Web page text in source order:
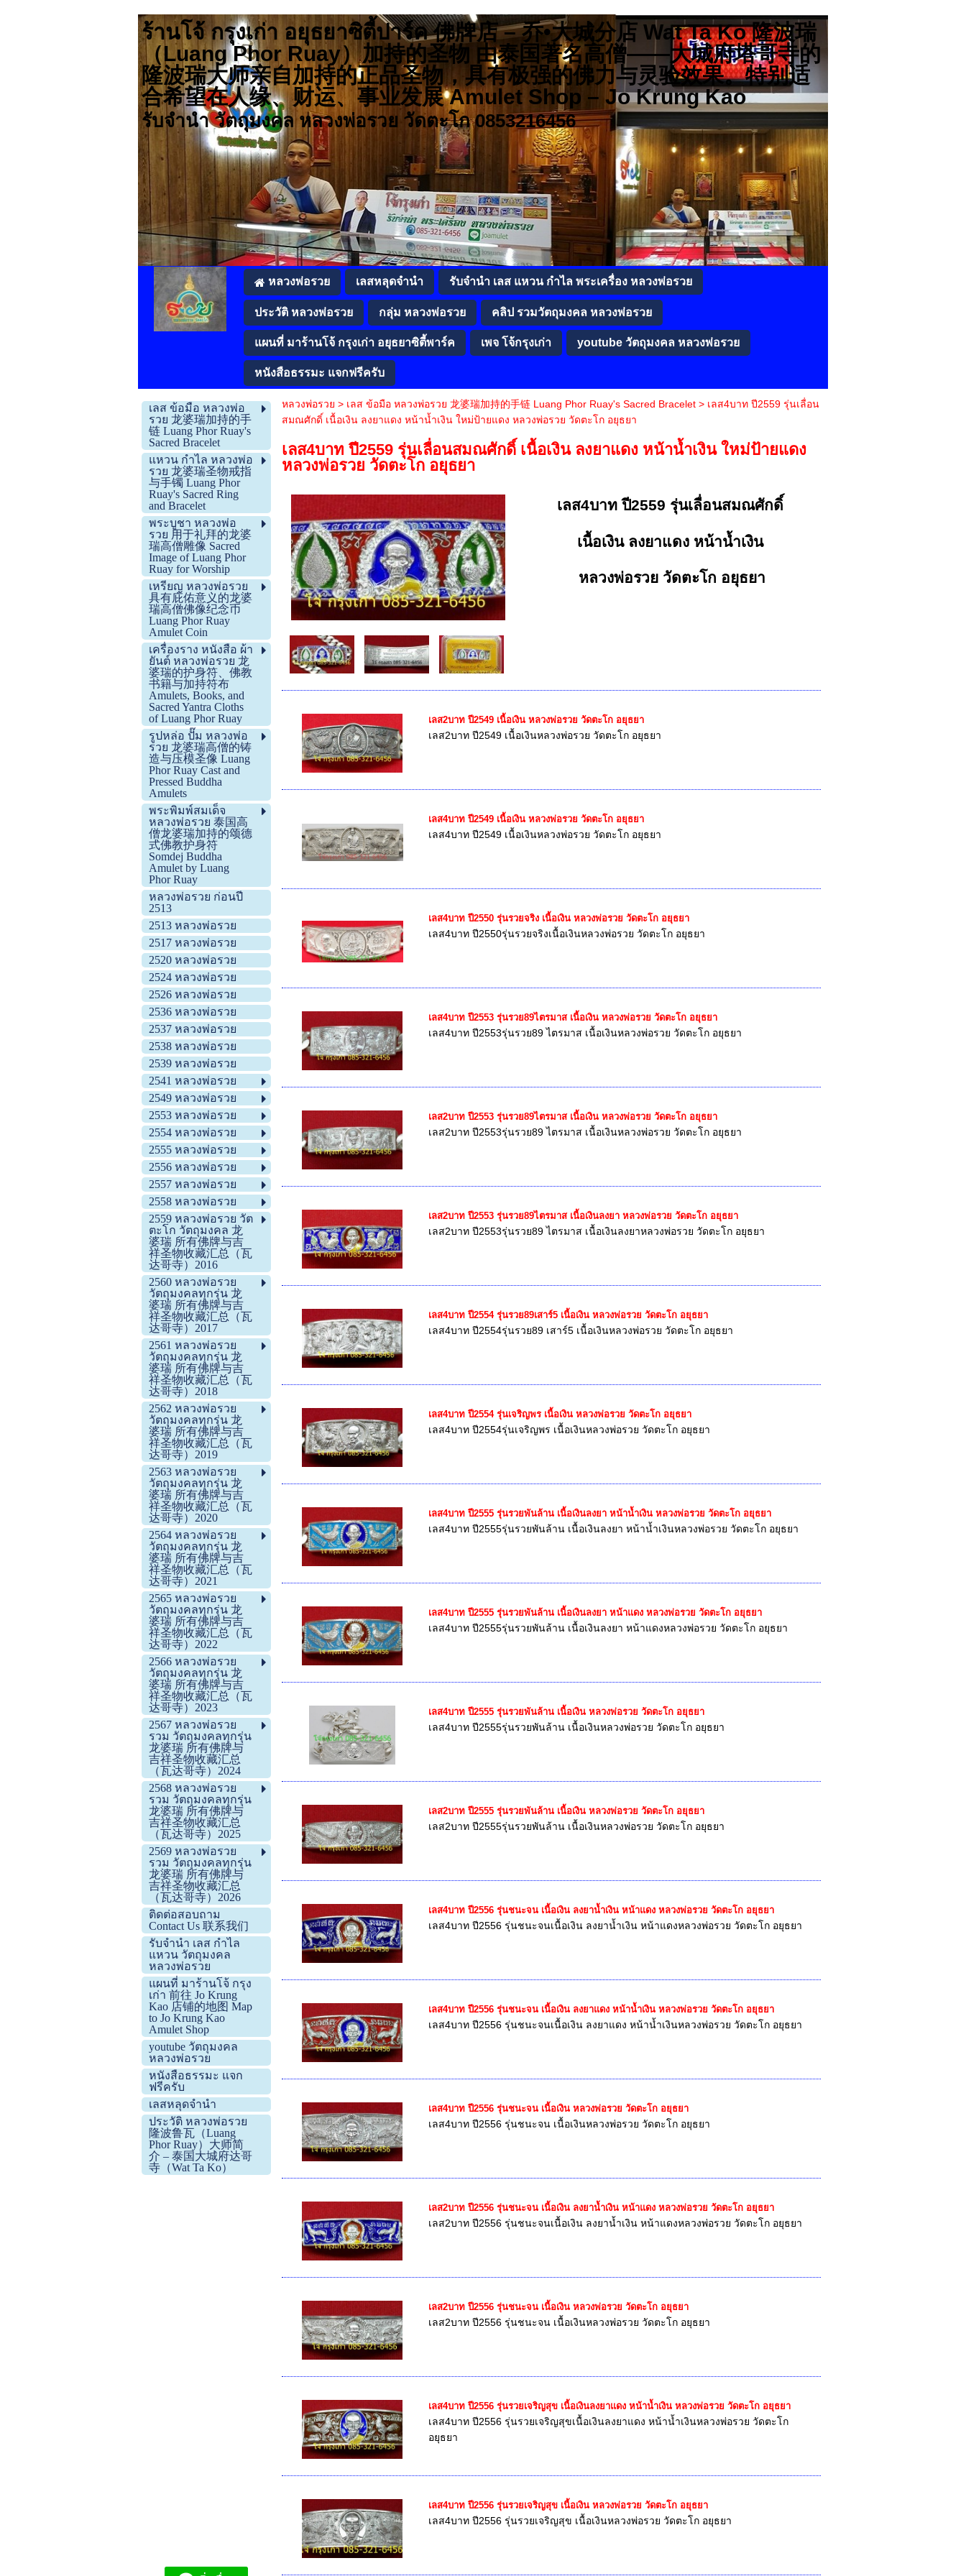
ร้านโจ้ กรุงเก่า อยุธยาซิตี้ปาร์ค 佛牌店 – 乔•大城分店 Wat Ta Ko 隆波瑞
（Luang Phor Ruay）加持的圣物 由泰国著名高僧——大城府塔哥寺的
隆波瑞大师亲自加持的正品圣物，具有极强的佛力与灵验效果。特别适
合希望在人缘、财运、事业发展 Amulet Shop – Jo Krung Kao
รับจำนำ วัตถุมงคล หลวงพ่อรวย วัดตะโก 0853216456
หลวงพ่อรวย เลสหลุดจำนำ รับจำนำ เลส แหวน กำไล พระเครื่อง หลวงพ่อรวย
ประวัติ หลวงพ่อรวย กลุ่ม หลวงพ่อรวย คลิป รวมวัตถุมงคล หลวงพ่อรวย
แผนที่ มาร้านโจ้ กรุงเก่า อยุธยาซิตี้พาร์ค เพจ โจ้กรุงเก่า youtube วัตถุมงคล หลวงพ่อรวย
หนังสือธรรมะ แจกฟรีครับ
เลส ข้อมือ หลวงพ่อ
รวย 龙婆瑞加持的手
链 Luang Phor Ruay's
Sacred Bracelet
แหวน กำไล หลวงพ่อ
รวย 龙婆瑞圣物戒指
与手镯 Luang Phor
Ruay's Sacred Ring
and Bracelet
พระบูชา หลวงพ่อ
รวย 用于礼拜的龙婆
瑞高僧雕像 Sacred
Image of Luang Phor
Ruay for Worship
เหรียญ หลวงพ่อรวย
具有庇佑意义的龙婆
瑞高僧佛像纪念币
Luang Phor Ruay
Amulet Coin
เครื่องราง หนังสือ ผ้า
ยันต์ หลวงพ่อรวย 龙
婆瑞的护身符、佛教
书籍与加持符布
Amulets, Books, and
Sacred Yantra Cloths
of Luang Phor Ruay
รูปหล่อ ปั๊ม หลวงพ่อ
รวย 龙婆瑞高僧的铸
造与压模圣像 Luang
Phor Ruay Cast and
Pressed Buddha
Amulets
พระพิมพ์สมเด็จ
หลวงพ่อรวย 泰国高
僧龙婆瑞加持的颂德
式佛教护身符
Somdej Buddha
Amulet by Luang
Phor Ruay
หลวงพ่อรวย ก่อนปี
2513
2513 หลวงพ่อรวย
2517 หลวงพ่อรวย
2520 หลวงพ่อรวย
2524 หลวงพ่อรวย
2526 หลวงพ่อรวย
2536 หลวงพ่อรวย
2537 หลวงพ่อรวย
2538 หลวงพ่อรวย
2539 หลวงพ่อรวย
2541 หลวงพ่อรวย
2549 หลวงพ่อรวย
2553 หลวงพ่อรวย
2554 หลวงพ่อรวย
2555 หลวงพ่อรวย
2556 หลวงพ่อรวย
2557 หลวงพ่อรวย
2558 หลวงพ่อรวย
2559 หลวงพ่อรวย วัต
ตะโก วัตถุมงคล 龙
婆瑞 所有佛牌与吉
祥圣物收藏汇总（瓦
达哥寺）2016
2560 หลวงพ่อรวย
วัตถุมงคลทุกรุ่น 龙
婆瑞 所有佛牌与吉
祥圣物收藏汇总（瓦
达哥寺）2017
2561 หลวงพ่อรวย
วัตถุมงคลทุกรุ่น 龙
婆瑞 所有佛牌与吉
祥圣物收藏汇总（瓦
达哥寺）2018
2562 หลวงพ่อรวย
วัตถุมงคลทุกรุ่น 龙
婆瑞 所有佛牌与吉
祥圣物收藏汇总（瓦
达哥寺）2019
2563 หลวงพ่อรวย
วัตถุมงคลทุกรุ่น 龙
婆瑞 所有佛牌与吉
祥圣物收藏汇总（瓦
达哥寺）2020
2564 หลวงพ่อรวย
วัตถุมงคลทุกรุ่น 龙
婆瑞 所有佛牌与吉
祥圣物收藏汇总（瓦
达哥寺）2021
2565 หลวงพ่อรวย
วัตถุมงคลทุกรุ่น 龙
婆瑞 所有佛牌与吉
祥圣物收藏汇总（瓦
达哥寺）2022
2566 หลวงพ่อรวย
วัตถุมงคลทุกรุ่น 龙
婆瑞 所有佛牌与吉
祥圣物收藏汇总（瓦
达哥寺）2023
2567 หลวงพ่อรวย
รวม วัตถุมงคลทุกรุ่น
龙婆瑞 所有佛牌与
吉祥圣物收藏汇总
（瓦达哥寺）2024
2568 หลวงพ่อรวย
รวม วัตถุมงคลทุกรุ่น
龙婆瑞 所有佛牌与
吉祥圣物收藏汇总
（瓦达哥寺）2025
2569 หลวงพ่อรวย
รวม วัตถุมงคลทุกรุ่น
龙婆瑞 所有佛牌与
吉祥圣物收藏汇总
（瓦达哥寺）2026
ติดต่อสอบถาม
Contact Us 联系我们
รับจำนำ เลส กำไล
แหวน วัตถุมงคล
หลวงพ่อรวย
แผนที่ มาร้านโจ้ กรุง
เก่า 前往 Jo Krung
Kao 店铺的地图 Map
to Jo Krung Kao
Amulet Shop
youtube วัตถุมงคล
หลวงพ่อรวย
หนังสือธรรมะ แจก
ฟรีครับ
เลสหลุดจำนำ
ประวัติ หลวงพ่อรวย
隆波鲁瓦（Luang
Phor Ruay）大师简
介 – 泰国大城府达哥
寺（Wat Ta Ko）
หลวงพ่อรวย > เลส ข้อมือ หลวงพ่อรวย 龙婆瑞加持的手链 Luang Phor Ruay's Sacred Bracelet> เลส4บาท ปี2559 รุ่นเลื่อน
สมณศักดิ์ เนื้อเงิน ลงยาแดง หน้าน้ำเงิน ใหม่ป้ายแดง หลวงพ่อรวย วัดตะโก อยุธยา
เลส4บาท ปี2559 รุ่นเลื่อนสมณศักดิ์ เนื้อเงิน ลงยาแดง หน้าน้ำเงิน ใหม่ป้ายแดง
หลวงพ่อรวย วัดตะโก อยุธยา
เลส4บาท ปี2559 รุ่นเลื่อนสมณศักดิ์
เนื้อเงิน ลงยาแดง หน้าน้ำเงิน
หลวงพ่อรวย วัดตะโก อยุธยา
เลส2บาท ปี2549 เนื้อเงิน หลวงพ่อรวย วัดตะโก อยุธยา
เลส2บาท ปี2549 เนื้อเงินหลวงพ่อรวย วัดตะโก อยุธยา
เลส4บาท ปี2549 เนื้อเงิน หลวงพ่อรวย วัดตะโก อยุธยา
เลส4บาท ปี2549 เนื้อเงินหลวงพ่อรวย วัดตะโก อยุธยา
เลส4บาท ปี2550 รุ่นรวยจริง เนื้อเงิน หลวงพ่อรวย วัดตะโก อยุธยา
เลส4บาท ปี2550รุ่นรวยจริงเนื้อเงินหลวงพ่อรวย วัดตะโก อยุธยา
เลส4บาท ปี2553 รุ่นรวย89ไตรมาส เนื้อเงิน หลวงพ่อรวย วัดตะโก อยุธยา
เลส4บาท ปี2553รุ่นรวย89 ไตรมาส เนื้อเงินหลวงพ่อรวย วัดตะโก อยุธยา
เลส2บาท ปี2553 รุ่นรวย89ไตรมาส เนื้อเงิน หลวงพ่อรวย วัดตะโก อยุธยา
เลส2บาท ปี2553รุ่นรวย89 ไตรมาส เนื้อเงินหลวงพ่อรวย วัดตะโก อยุธยา
เลส2บาท ปี2553 รุ่นรวย89ไตรมาส เนื้อเงินลงยา หลวงพ่อรวย วัดตะโก อยุธยา
เลส2บาท ปี2553รุ่นรวย89 ไตรมาส เนื้อเงินลงยาหลวงพ่อรวย วัดตะโก อยุธยา
เลส4บาท ปี2554 รุ่นรวย89เสาร์5 เนื้อเงิน หลวงพ่อรวย วัดตะโก อยุธยา
เลส4บาท ปี2554รุ่นรวย89 เสาร์5 เนื้อเงินหลวงพ่อรวย วัดตะโก อยุธยา
เลส4บาท ปี2554 รุ่นเจริญพร เนื้อเงิน หลวงพ่อรวย วัดตะโก อยุธยา
เลส4บาท ปี2554รุ่นเจริญพร เนื้อเงินหลวงพ่อรวย วัดตะโก อยุธยา
เลส4บาท ปี2555 รุ่นรวยพันล้าน เนื้อเงินลงยา หน้าน้ำเงิน หลวงพ่อรวย วัดตะโก อยุธยา
เลส4บาท ปี2555รุ่นรวยพันล้าน เนื้อเงินลงยา หน้าน้ำเงินหลวงพ่อรวย วัดตะโก อยุธยา
เลส4บาท ปี2555 รุ่นรวยพันล้าน เนื้อเงินลงยา หน้าแดง หลวงพ่อรวย วัดตะโก อยุธยา
เลส4บาท ปี2555รุ่นรวยพันล้าน เนื้อเงินลงยา หน้าแดงหลวงพ่อรวย วัดตะโก อยุธยา
เลส4บาท ปี2555 รุ่นรวยพันล้าน เนื้อเงิน หลวงพ่อรวย วัดตะโก อยุธยา
เลส4บาท ปี2555รุ่นรวยพันล้าน เนื้อเงินหลวงพ่อรวย วัดตะโก อยุธยา
เลส2บาท ปี2555 รุ่นรวยพันล้าน เนื้อเงิน หลวงพ่อรวย วัดตะโก อยุธยา
เลส2บาท ปี2555รุ่นรวยพันล้าน เนื้อเงินหลวงพ่อรวย วัดตะโก อยุธยา
เลส4บาท ปี2556 รุ่นชนะจน เนื้อเงิน ลงยาน้ำเงิน หน้าแดง หลวงพ่อรวย วัดตะโก อยุธยา
เลส4บาท ปี2556 รุ่นชนะจนเนื้อเงิน ลงยาน้ำเงิน หน้าแดงหลวงพ่อรวย วัดตะโก อยุธยา
เลส4บาท ปี2556 รุ่นชนะจน เนื้อเงิน ลงยาแดง หน้าน้ำเงิน หลวงพ่อรวย วัดตะโก อยุธยา
เลส4บาท ปี2556 รุ่นชนะจนเนื้อเงิน ลงยาแดง หน้าน้ำเงินหลวงพ่อรวย วัดตะโก อยุธยา
เลส4บาท ปี2556 รุ่นชนะจน เนื้อเงิน หลวงพ่อรวย วัดตะโก อยุธยา
เลส4บาท ปี2556 รุ่นชนะจน เนื้อเงินหลวงพ่อรวย วัดตะโก อยุธยา
เลส2บาท ปี2556 รุ่นชนะจน เนื้อเงิน ลงยาน้ำเงิน หน้าแดง หลวงพ่อรวย วัดตะโก อยุธยา
เลส2บาท ปี2556 รุ่นชนะจนเนื้อเงิน ลงยาน้ำเงิน หน้าแดงหลวงพ่อรวย วัดตะโก อยุธยา
เลส2บาท ปี2556 รุ่นชนะจน เนื้อเงิน หลวงพ่อรวย วัดตะโก อยุธยา
เลส2บาท ปี2556 รุ่นชนะจน เนื้อเงินหลวงพ่อรวย วัดตะโก อยุธยา
เลส4บาท ปี2556 รุ่นรวยเจริญสุข เนื้อเงินลงยาแดง หน้าน้ำเงิน หลวงพ่อรวย วัดตะโก อยุธยา
เลส4บาท ปี2556 รุ่นรวยเจริญสุขเนื้อเงินลงยาแดง หน้าน้ำเงินหลวงพ่อรวย วัดตะโก
อยุธยา
เลส4บาท ปี2556 รุ่นรวยเจริญสุข เนื้อเงิน หลวงพ่อรวย วัดตะโก อยุธยา
เลส4บาท ปี2556 รุ่นรวยเจริญสุข เนื้อเงินหลวงพ่อรวย วัดตะโก อยุธยา